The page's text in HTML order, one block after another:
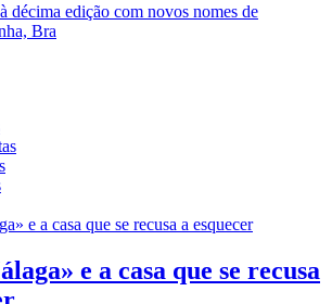
décima edição com novos nomes de
Bra
e a casa que se recusa